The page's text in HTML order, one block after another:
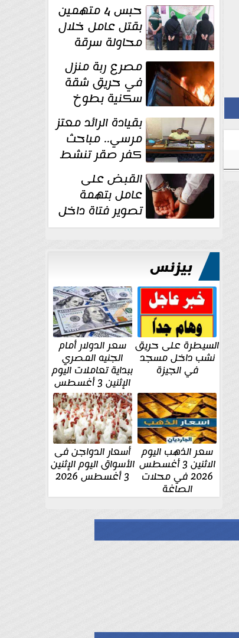
حبس 4 متهمين
بقتل عامل خلال
محاولة سرقة
دراجة نارية في
المنوفية مصرع ربة منزل
في حريق شقة
سكنية بطوخ
بقيادة الرائد معتز
مرسي.. مباحث
كفر صقر تنشط
بقوة وتوجه
ضربات أمنية... القبض على
عامل بتهمة
تصوير فتاة داخل
غرفة تغيير
بيزنس
السيطرة على حريق
نشب داخل مسجد
في الجيزة
سعر الدولار أمام
الجنيه المصري
ببداية تعاملات اليوم
الإثنين 3 أغسطس
سعر الذهب اليوم
الاثنين 3 أغسطس
2026 في محلات
الصاغة
أسعار الدواجن فى
الأسواق اليوم الإثنين
3 أغسطس 2026